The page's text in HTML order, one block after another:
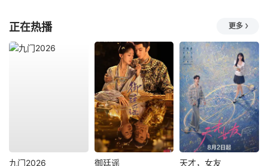
正在热播 更多
九门2026 御廷谣 天才，女友